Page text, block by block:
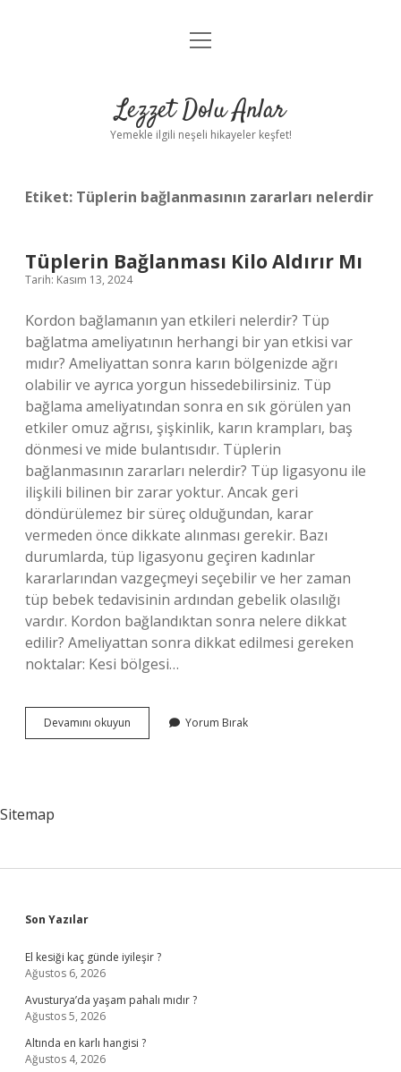
Anasayfa
Yasal Uyarı
menüyü
Lezzet Dolu Anlar
Yemekle ilgili neşeli hikayeler keşfet!
Etiket: Tüplerin bağlanmasının zararları nelerdir
Tüplerin Bağlanması Kilo Aldırır Mı
Tarih: Kasım 13, 2024
Kordon bağlamanın yan etkileri nelerdir? Tüp
bağlatma ameliyatının herhangi bir yan etkisi var
mıdır? Ameliyattan sonra karın bölgenizde ağrı
olabilir ve ayrıca yorgun hissedebilirsiniz. Tüp
bağlama ameliyatından sonra en sık görülen yan
etkiler omuz ağrısı, şişkinlik, karın krampları, baş
dönmesi ve mide bulantısıdır. Tüplerin
bağlanmasının zararları nelerdir? Tüp ligasyonu ile
ilişkili bilinen bir zarar yoktur. Ancak geri
döndürülemez bir süreç olduğundan, karar
vermeden önce dikkate alınması gerekir. Bazı
durumlarda, tüp ligasyonu geçiren kadınlar
kararlarından vazgeçmeyi seçebilir ve her zaman
tüp bebek tedavisinin ardından gebelik olasılığı
vardır. Kordon bağlandıktan sonra nelere dikkat
edilir? Ameliyattan sonra dikkat edilmesi gereken
noktalar: Kesi bölgesi…
Devamını okuyun Tüplerin
Bağlanması
Yorum Bırak
Sitemap
Sidebar
Son Yazılar
El kesiği kaç günde iyileşir ?
Ağustos 6, 2026
Avusturya’da yaşam pahalı mıdır ?
Ağustos 5, 2026
Altında en karlı hangisi ?
Ağustos 4, 2026